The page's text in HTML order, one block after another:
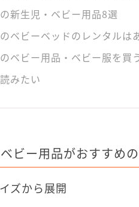
新生児・ベビー用品8選
ベビーベッドのレンタルは
ベビー用品・ベビー服を買
みたい
ビー用品がおすすめ
ズから展開